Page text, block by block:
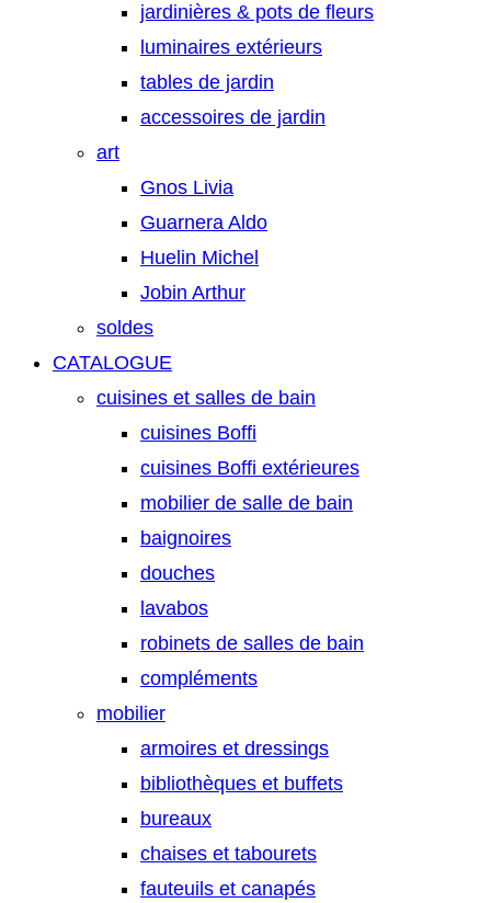
jardinières & pots de fleurs
luminaires extérieurs
tables de jardin
accessoires de jardin
art
Gnos Livia
Guarnera Aldo
Huelin Michel
Jobin Arthur
soldes
CATALOGUE
cuisines et salles de bain
cuisines Boffi
cuisines Boffi extérieures
mobilier de salle de bain
baignoires
douches
lavabos
robinets de salles de bain
compléments
mobilier
armoires et dressings
bibliothèques et buffets
bureaux
chaises et tabourets
fauteuils et canapés